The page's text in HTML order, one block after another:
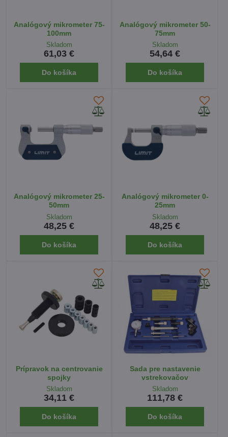
Analógový mikrometer 75-
100mm
Skladom
61,03 €
Do košíka
Analógový mikrometer 50-
75mm
Skladom
54,64 €
Do košíka
Analógový mikrometer 25-
50mm
Skladom
48,25 €
Do košíka
Analógový mikrometer 0-
25mm
Skladom
48,25 €
Do košíka
Prípravok na centrovanie
spojky
Skladom
34,11 €
Do košíka
Sada pre nastavenie
vstrekovačov
Skladom
111,78 €
Do košíka